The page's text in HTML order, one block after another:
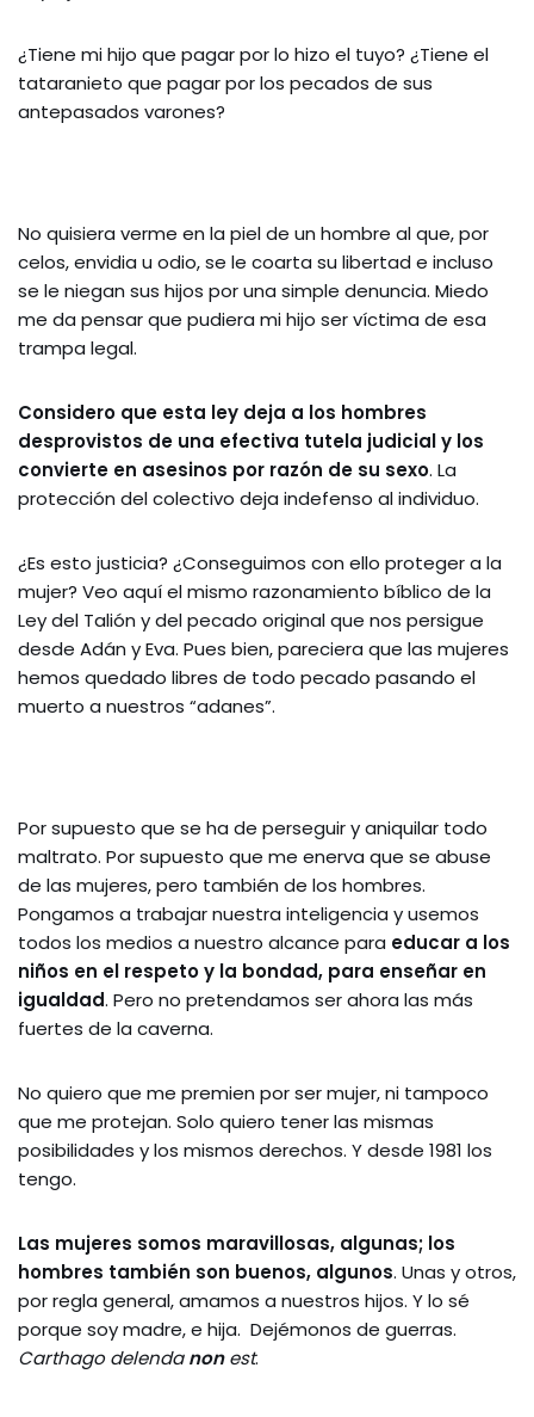
¿Tiene mi hijo que pagar por lo hizo el tuyo? ¿Tiene el
tataranieto que pagar por los pecados de sus
antepasados varones?
No quisiera verme en la piel de un hombre al que, por
celos, envidia u odio, se le coarta su libertad e incluso
se le niegan sus hijos por una simple denuncia. Miedo
me da pensar que pudiera mi hijo ser víctima de esa
trampa legal.
Considero que esta ley deja a los hombres
desprovistos de una efectiva tutela judicial y los
convierte en asesinos por razón de su sexo. La
protección del colectivo deja indefenso al individuo.
¿Es esto justicia? ¿Conseguimos con ello proteger a la
mujer? Veo aquí el mismo razonamiento bíblico de la
Ley del Talión y del pecado original que nos persigue
desde Adán y Eva. Pues bien, pareciera que las mujeres
hemos quedado libres de todo pecado pasando el
muerto a nuestros “adanes”.
Por supuesto que se ha de perseguir y aniquilar todo
maltrato. Por supuesto que me enerva que se abuse
de las mujeres, pero también de los hombres.
Pongamos a trabajar nuestra inteligencia y usemos
todos los medios a nuestro alcance para educar a los
niños en el respeto y la bondad, para enseñar en
igualdad. Pero no pretendamos ser ahora las más
fuertes de la caverna.
No quiero que me premien por ser mujer, ni tampoco
que me protejan. Solo quiero tener las mismas
posibilidades y los mismos derechos. Y desde 1981 los
tengo.
Las mujeres somos maravillosas, algunas; los
hombres también son buenos, algunos. Unas y otros,
por regla general, amamos a nuestros hijos. Y lo sé
porque soy madre, e hija. Dejémonos de guerras.
Carthago delendanonest.